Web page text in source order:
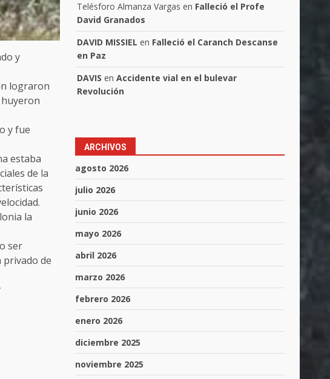
y
lograron
y fue
estaba
de la
la
ser
privado de
Telésforo Almanza Vargas en Falleció el Profe
David Granados
DAVID MISSIEL en Falleció el Caranch Descanse
en Paz
DAVIS enAccidente vial en el bulevar
Revolución
ARCHIVOS
agosto 2026
julio 2026
junio 2026
mayo 2026
abril 2026
marzo 2026
febrero 2026
enero 2026
diciembre 2025
noviembre 2025